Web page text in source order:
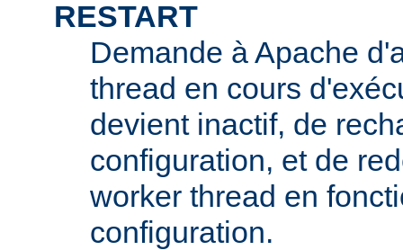
RESTART
Demande à Apache
thread en cours
devient inactif, de
configuration, et de
worker thread en
configuration.